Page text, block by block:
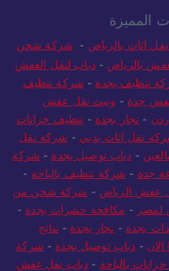
المميزة
اثاث بالرياض -
شركة شحن
بالرياض- دباب لنقل العفش
تنظيف بجدة -شركة تنظيف
جدة-
ونيت نقل عفش
-نجار بجدة-
تنظيف خزانات
شركة نقل اثاث بدبي -شركة نقل
-دباب توصيل بجدة -شركة
جدة - شركة تنظيف بالباحة
-
عفش الرياض- شركة شحن من
لمصر- مكافحة حشرات بجدة
بجدة- نجار بجدة-نتائج
الان- دباب توصيل بجدة -
شركة